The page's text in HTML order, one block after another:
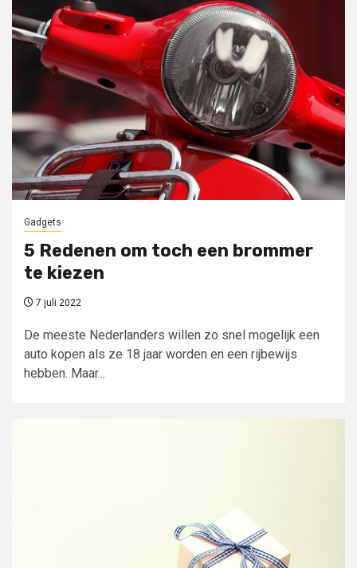
Gadgets
5 Redenen om toch een brommer
te kiezen
7 juli 2022
De meeste Nederlanders willen zo snel mogelijk een
auto kopen als ze 18 jaar worden en een rijbewijs
hebben. Maar...